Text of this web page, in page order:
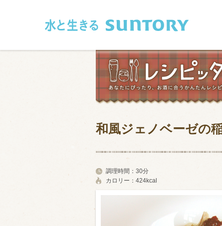
和食 洋食
その他
和風ジェノベーゼの
調理時間： 30分
カロリー： 424kcal